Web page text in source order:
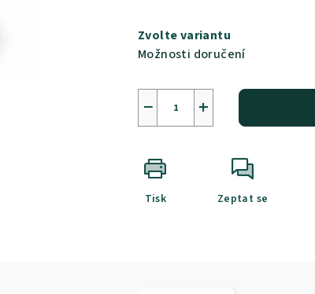
cena:
Zvolte variantu
Možnosti doručení
+
−
Tisk Zeptat se